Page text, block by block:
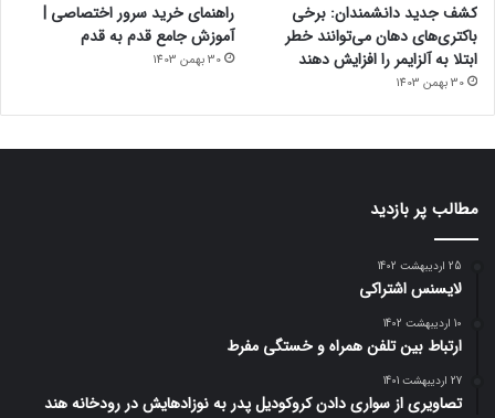
کشف جدید دانشمندان: برخی
باکتری‌های دهان می‌توانند خطر
ابتلا به آلزایمر را افزایش دهند
30 بهمن 1403
راهنمای خرید سرور اختصاصی |
آموزش جامع قدم به قدم
30 بهمن 1403
مطالب پر بازدید
25 اردیبهشت 1402
لایسنس اشتراکی
10 اردیبهشت 1402
ارتباط بین تلفن همراه و خستگی مفرط
27 اردیبهشت 1401
تصاویری از سواری دادن کروکودیل پدر به نوزادهایش در رودخانه هند